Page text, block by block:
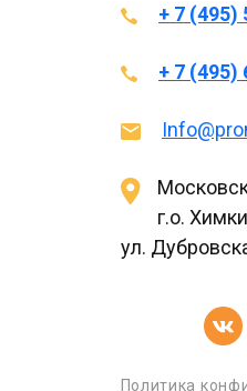
+ 7 (495)
+ 7 (495)
г.о.
ул.
Политика